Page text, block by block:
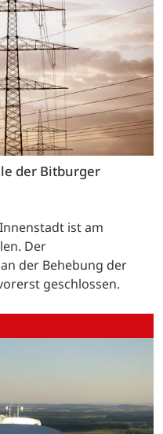
der Bitburger
ist am
Der
der Behebung der
geschlossen.